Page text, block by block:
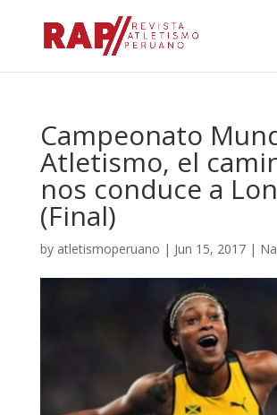
Campeonato
Atletismo, el
nos conduce a
(Final)
by atletismoperuano | Jun 15, 2017|